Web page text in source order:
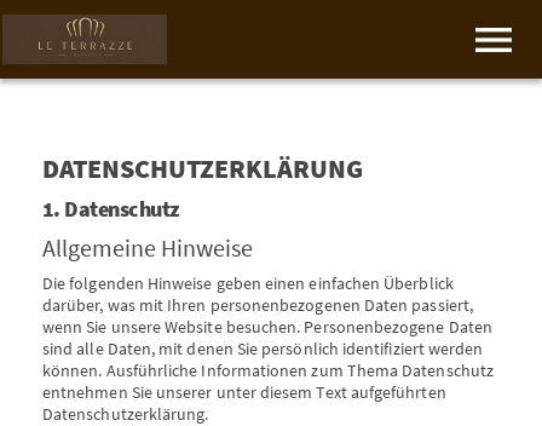
DATENSCHUTZERKLÄRUNG
1. Datenschutz
Allgemeine Hinweise
Die folgenden Hinweise geben einen einfachen Überblick
darüber, was mit Ihren personenbezogenen Daten passiert,
wenn Sie unsere Website besuchen. Personenbezogene Daten
sind alle Daten, mit denen Sie persönlich identifiziert werden
können. Ausführliche Informationen zum Thema Datenschutz
entnehmen Sie unserer unter diesem Text aufgeführten
Datenschutzerklärung.